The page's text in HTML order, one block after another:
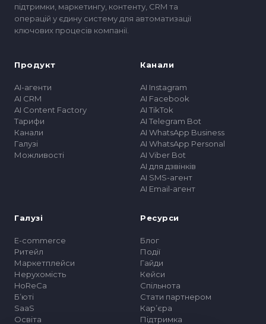
підтримки, маркетингу, контенту, CRM та
операцій у єдину систему для автоматизації
ключових процесів компанії.
Продукт
AI-агенти
AI CRM
AI Content Factory
Тарифи
Канали
Галузі
Можливості
Канали
AI Instagram
AI Facebook
AI TikTok
AI Telegram Bot
AI WhatsApp Business
AI WhatsApp Personal
AI Viber Bot
AI для дзвінків
AI SMS-агент
AI Email-агент
Галузі
E-commerce
Ритейл
Маркетплейси
Нерухомість
HoReCa
Бʼюті
SaaS
Освіта
Ресурси
Блог
Події
Гайди
Кейси
Спільнота
Стати партнером
Карʼєра
Підтримка